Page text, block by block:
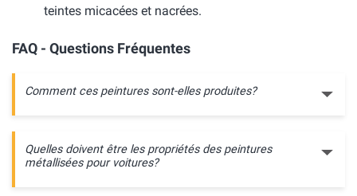
teintes micacées et nacrées.
FAQ - Questions Fréquentes
Comment ces peintures sont-elles produites?
Quelles doivent être les propriétés des peintures
métallisées pour voitures?